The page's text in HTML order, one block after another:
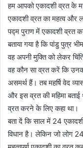
हम आपको एकादशी व्रत के
एकादशी व्रत का महत्व और
पद्म पुराण में एकादशी व्रत
बताया गया है कि पांडु पुत्र
वह अपनी मुक्ति को लेकर
वह कौन सा व्रत करें कि
असमर्थ हैं। तब महर्षि वेद
और इस व्रत की महिमा बताई
व्रत करने के लिए कहा था।
बता दें कि साल में 24
विधान है। लेकिन जो लोग